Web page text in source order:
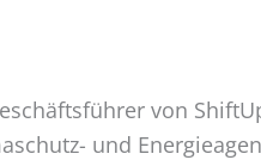
von
und